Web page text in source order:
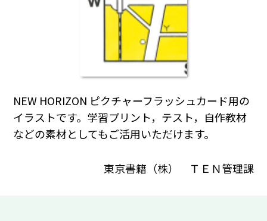
NEW HORIZON ピクチャーフラッシュカード用の
イラストです。学習プリント，テスト，自作教材
などの素材としてもご活用いただけます。
東京書籍（株） ＴＥＮ管理課